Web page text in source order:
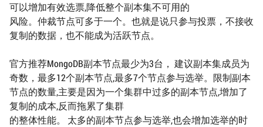
可以增加有效选票,降低整个副本集不可用的
风险。仲裁节点可多于一个。也就是说只参与投票，不接收
复制的数据，也不能成为活跃节点。
官方推荐MongoDB副本节点最少为3台， 建议副本集成员为
奇数，最多12个副本节点,最多7个节点参与选举。限制副本
节点的数量,主要是因为一个集群中过多的副本节点,增加了
复制的成本,反而拖累了集群
的整体性能。 太多的副本节点参与选举,也会增加选举的时